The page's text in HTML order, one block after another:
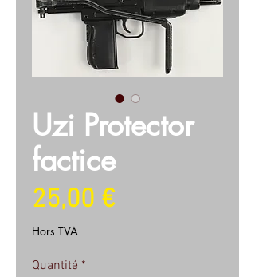
Uzi Protector
factice
25,00 €Prix
Hors TVA
Quantité *